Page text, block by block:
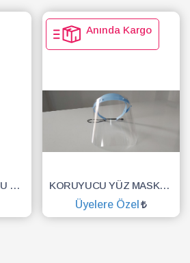
BİSTURİ SAPI OLUKLU NO.3
Anında Kargo
KORUYUCU YÜZ MASKESİ SİPERLİK.YÜZ KALKANI.DENTAL MASKE
Üyelere Özel